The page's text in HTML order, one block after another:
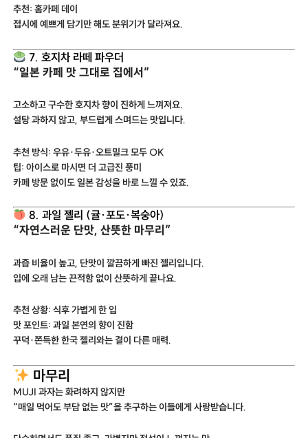
추천: 홈카페 데이
접시에 예쁘게 담기만 해도 분위기가 달라져요.
7. 호지차 라떼 파우더
“일본 카페 맛 그대로 집에서”
고소하고 구수한 호지차 향이 진하게 느껴져요.
설탕 과하지 않고, 부드럽게 스며드는 맛입니다.
추천 방식: 우유·두유·오트밀크 모두 OK
팁: 아이스로 마시면 더 고급진 풍미
카페 방문 없이도 일본 감성을 바로 느낄 수 있죠.
8. 과일 젤리 (귤·포도·복숭아)
“자연스러운 단맛, 산뜻한 마무리”
과즙 비율이 높고, 단맛이 깔끔하게 빠진 젤리입니다.
입에 오래 남는 끈적함 없이 산뜻하게 끝나요.
추천 상황: 식후 가볍게 한 입
맛 포인트: 과일 본연의 향이 진함
꾸덕·쫀득한 한국 젤리와는 결이 다른 매력.
마무리
MUJI 과자는 화려하지 않지만
“매일 먹어도 부담 없는 맛”을 추구하는 이들에게 사랑받습니다.